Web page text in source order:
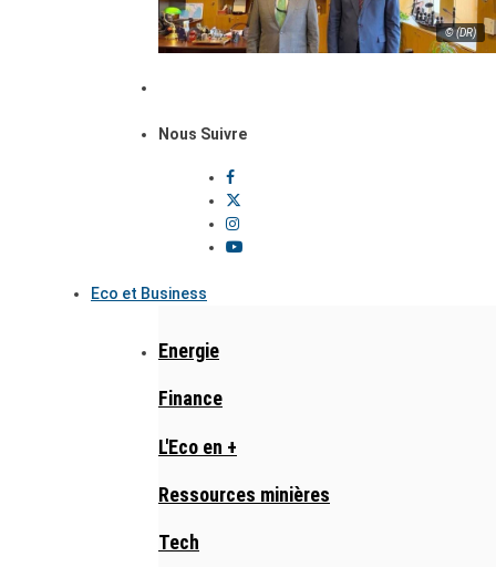
© (DR)
Nous Suivre
Eco et Business
Energie
Finance
L'Eco en +
Ressources minières
Tech